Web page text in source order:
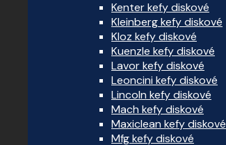
Kenter kefy diskové
Kleinberg kefy diskové
Kloz kefy diskové
Kuenzle kefy diskové
Lavor kefy diskové
Leoncini kefy diskové
Lincoln kefy diskové
Mach kefy diskové
Maxiclean kefy diskové
Mfg kefy diskové